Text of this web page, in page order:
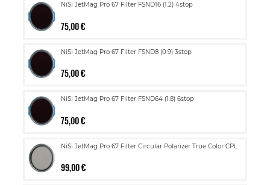
NiSi JetMag Pro 67 Filter FSND16 (1.2) 4stop
75,00 €
NiSi JetMag Pro 67 Filter FSND8 (0.9) 3stop
75,00 €
NiSi JetMag Pro 67 Filter FSND64 (1.8) 6stop
75,00 €
NiSi JetMag Pro 67 Filter Circular Polarizer True Color CPL
99,00 €